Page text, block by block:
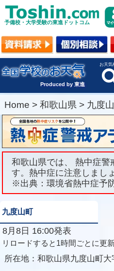
予備校・大学受験の東進ドットコム
Produced by 東進
お天気
Home > 和歌山県 > 九度
和歌山県では、 熱中症警
す。熱中症に注意しまし
※出典：環境省熱中症予
九度山町
8月8日 16:00発表
リロードすると1時間ごとに更
所在地： 和歌山県九度山町大